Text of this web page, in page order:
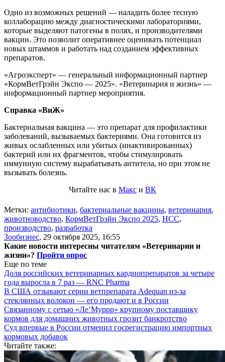
Одно из возможных решений — наладить более тесную
коллаборацию между диагностическими лабораториями,
которые выделяют патогены в полях, и производителями
вакцин. Это позволит оперативнее оценивать потенциал
новых штаммов и работать над созданием эффективных
препаратов.
«Агроэксперт» — генеральный информационный партнер
«КормВетГрэйн Экспо — 2025». «Ветеринария и жизнь» —
информационный партнер мероприятия.
Справка «ВиЖ»
Бактериальная вакцина — это препарат для профилактики
заболеваний, вызываемых бактериями. Она готовится из
живых ослабленных или убитых (инактивированных)
бактерий или их фрагментов, чтобы стимулировать
иммунную систему вырабатывать антитела, но при этом не
вызывать болезнь.
Читайте нас в Макс и ВК
Метки: антибиотики, бактериальные вакцины, ветеринария,
животноводство, КормВетГрэйн Экспо 2025, НСС,
производство, разработка
Зообизнес, 29 октября 2025, 16:55
Какие новости интересны читателям «Ветеринарии и
жизни»? Пройти опрос
Еще по теме
Доля российских ветеринарных кардиопрепаратов за четыре
года выросла в 7 раз — RNC Pharma
В США отзывают серии ветпрепарата Adequan из-за
стеклянных волокон — его продают и в России
Связанному с сетью «Ле’Муррр» крупному поставщику
кормов для домашних животных грозит банкротство
Суд впервые в России отменил госрегистрацию импортных
кормовых добавок
Читайте также: